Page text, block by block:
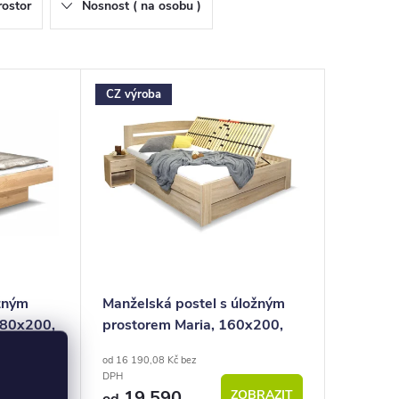
Nosnost ( na osobu )
CZ výroba
Manželská postel s úložným
prostorem Maria, 160x200,
od 16 190,08 Kč bez
DPH
ZOBRAZIT